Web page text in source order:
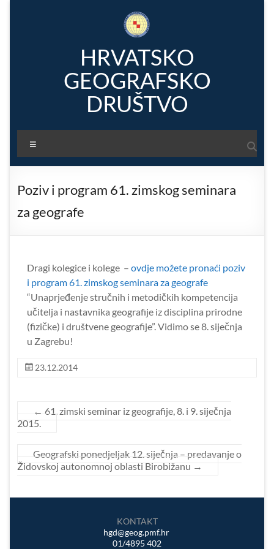
HRVATSKO
GEOGRAFSKO
DRUŠTVO
Poziv i program 61. zimskog seminara
za geografe
Dragi kolegice i kolege –ovdje možete pronaći poziv
i program 61. zimskog seminara za geografe
“Unaprjeđenje stručnih i metodičkih kompetencija
učitelja i nastavnika geografije iz disciplina prirodne
(fizičke) i društvene geografije”. Vidimo se 8. siječnja
u Zagrebu!
23.12.2014
← 61. zimski seminar iz geografije, 8. i 9. siječnja
2015.
Geografski ponedjeljak 12. siječnja – predavanje o
Židovskoj autonomnoj oblasti Birobižanu →
KONTAKT
hgd@geog.pmf.hr
01/4895 402